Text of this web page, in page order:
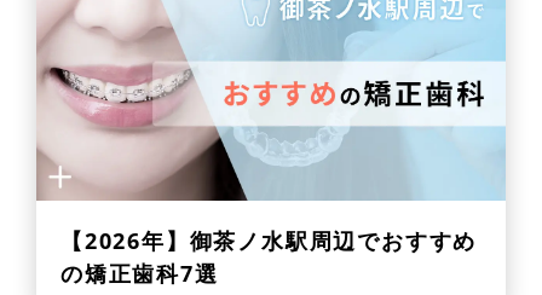
【2026年】 御茶ノ水駅周辺でおすすめ
の矯正歯科7選